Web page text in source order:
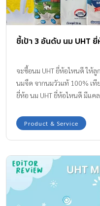
ชี้เป้า 3 อันดับ นม UHT
จะซื้อนม UHT ยี่ห้อไหนดี ให้ลู
นมจืด จากนมวัวแท้ 100% เ
ยี่ห้อ นม UHT ยี่ห้อไหนดี มีแค
Product & Service